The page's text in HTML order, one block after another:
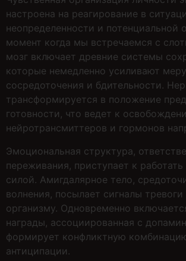
настроена на реагирование в
неопределенности и потенциальной
момент когда мы встречаемся с
мозг включает древние системы
которые немедленно усиливают меру
сосредоточения и бдительности.
трансформируется в положение
готовности, что ведет к
нейротрансмиттеров и гормонов
Эмоциональная структура,
переживания, приступает к работать
силой. Амигдалярное тело,
волнения, посылает сигналы
организму. Одновременно
награды, ассоциированная с
формирует конфликтную
антиципации.